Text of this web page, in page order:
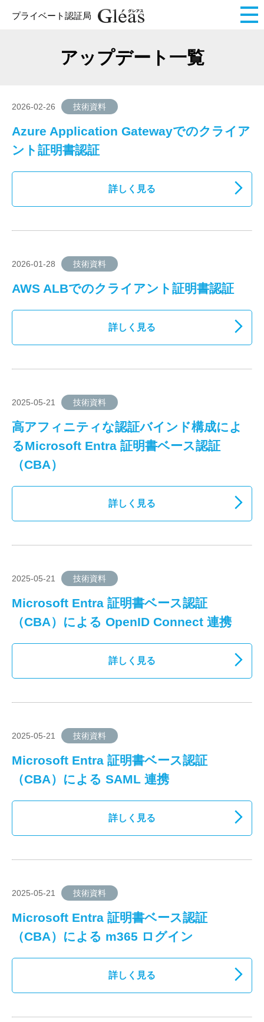
プライベート認証局
アップデート一覧
2026-02-26 技術資料
Azure Application Gatewayでのクライア
ント証明書認証
詳しく見る
2026-01-28 技術資料
AWS ALBでのクライアント証明書認証
詳しく見る
2025-05-21 技術資料
高アフィニティな認証バインド構成によ
るMicrosoft Entra 証明書ベース認証
（CBA）
詳しく見る
2025-05-21 技術資料
Microsoft Entra 証明書ベース認証
（CBA）による OpenID Connect 連携
詳しく見る
2025-05-21 技術資料
Microsoft Entra 証明書ベース認証
（CBA）による SAML 連携
詳しく見る
2025-05-21 技術資料
Microsoft Entra 証明書ベース認証
（CBA）による m365 ログイン
詳しく見る